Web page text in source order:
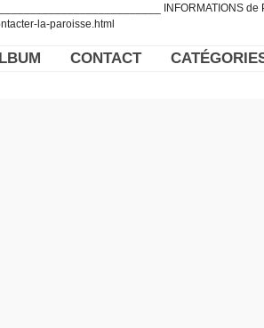
INFORMATIONS de
la-paroisse.html
CONTACT